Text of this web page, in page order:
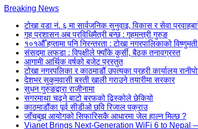
Skip
content
(Press
Enter)
Breaking News
टोखा वडा नं. ६ मा सार्वजनिक सुनुवाइ, विकास र सेवा
गृह प्रशासन अब प्रविधिमैत्री बन्छ : गृहमन्त्री गुरुङ
१०१औँ हप्तामा पनि निरन्तरता : टोखा नगरपालिकाको
संसद्‌मा लफडा : विपक्षीले फ्याँके कुर्सी, बैठक तनावग्रस्त
आगामी आर्थिक वर्षको बजेट प्रस्तुत
टोखा नगरपलिका र काठमाडौं उपत्यका प्रहरी कार्यालय
देशभर सुकुमवासी बस्ती खाली गराउने तयारीमा सरकार
सुधन गुरुङद्वारा राजीनामा
सगरमाथा चढ्ने बाटो बरफको ढिस्कोले छेकियो
काठमाडौंका पूर्व सीडीओ छवि रिजाल पक्राउ
जाँचबुझ आयोगको सिफारिसकै आधारमा जेल हाल्न मिल्छ ?
Vianet Brings Next-Generation WiFi 6 to Nepal